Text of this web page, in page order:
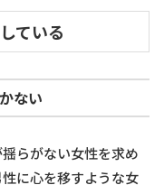
ている
ない
らがない女性を求め
に心を移すような女